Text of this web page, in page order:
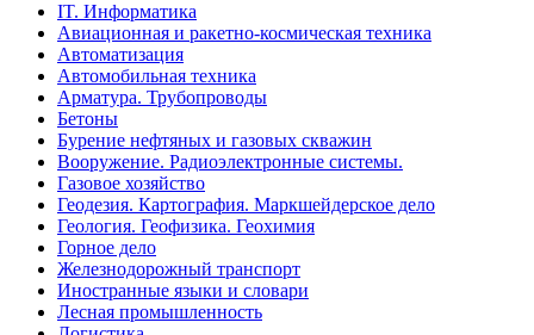
IT. Информатика
Авиационная и ракетно-космическая техника
Автоматизация
Автомобильная техника
Арматура. Трубопроводы
Бетоны
Бурение нефтяных и газовых скважин
Вооружение. Радиоэлектронные системы.
Газовое хозяйство
Геодезия. Картография. Маркшейдерское дело
Геология. Геофизика. Геохимия
Горное дело
Железнодорожный транспорт
Иностранные языки и словари
Лесная промышленность